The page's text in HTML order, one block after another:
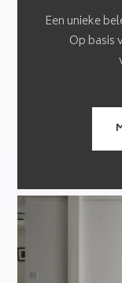
Een unieke
Op basis